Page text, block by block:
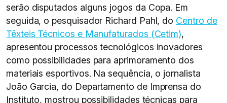
serão disputados alguns jogos da Copa. Em
seguida, o pesquisador Richard Pahl, do Centro de
Têxteis Técnicos e Manufaturados (Cetim),
apresentou processos tecnológicos inovadores
como possibilidades para aprimoramento dos
materiais esportivos. Na sequência, o jornalista
João Garcia, do Departamento de Imprensa do
Instituto, mostrou possibilidades técnicas para